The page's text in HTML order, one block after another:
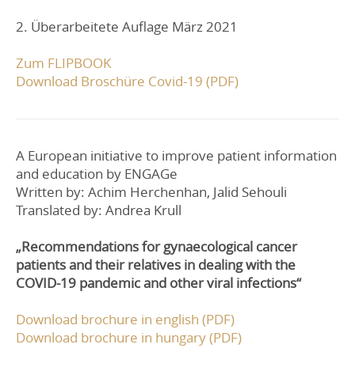
2. Überarbeitete Auflage März 2021
Zum FLIPBOOK
Download Broschüre Covid-19 (PDF)
A European initiative to improve patient information
and education by ENGAGe
Written by: Achim Herchenhan, Jalid Sehouli
Translated by: Andrea Krull
„Recommendations for gynaecological cancer
patients and their relatives in dealing with the
COVID-19 pandemic and other viral infections“
Download brochure in english (PDF)
Download brochure in hungary (PDF)